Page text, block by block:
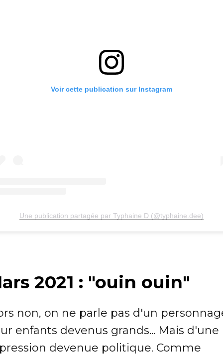
Voir cette publication sur Instagram
Une publication partagée par Typhaine D (@typhaine.dee)
2021 : "ouin ouin"
non, on ne parle pas d'un
enfants devenus grands... Mais d'une
devenue politique. Comme